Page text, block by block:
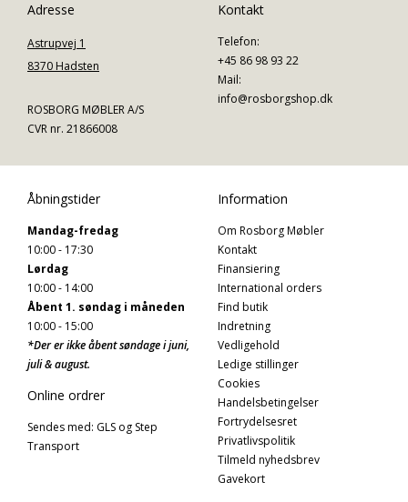
Adresse
Astrupvej 1
8370 Hadsten
ROSBORG MØBLER A/S
CVR nr. 21866008
Kontakt
Telefon:
+45 86 98 93 22
Mail:
info@rosborgshop.dk
Åbningstider
Mandag-fredag
10:00 - 17:30
Lørdag
10:00 - 14:00
Åbent 1. søndag i måneden
10:00 - 15:00
*Der er ikke åbent søndage i juni,
juli & august.
Online ordrer
Sendes med: GLS og Step
Transport
Information
Om Rosborg Møbler
Kontakt
Finansiering
International orders
Find butik
Indretning
Vedligehold
Ledige stillinger
Cookies
Handelsbetingelser
Fortrydelsesret
Privatlivspolitik
Tilmeld nyhedsbrev
Gavekort